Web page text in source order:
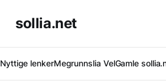
sollia.net
Nyttige lenkerMegrunnslia VelGamle